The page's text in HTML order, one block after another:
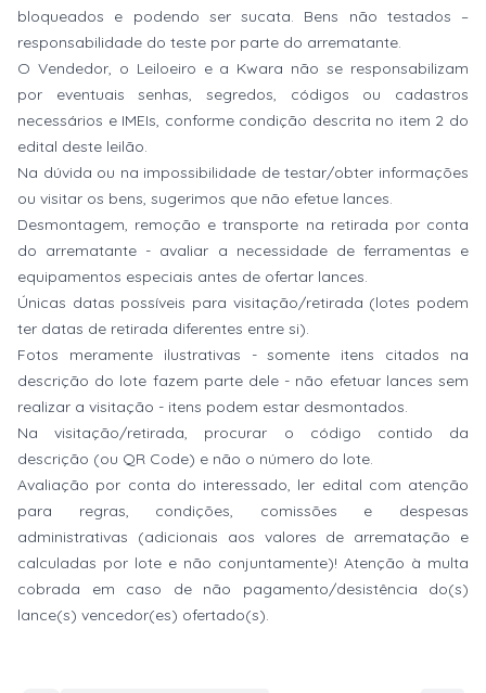
bloqueados e podendo ser sucata. Bens não testados –
responsabilidade do teste por parte do arrematante.
O Vendedor, o Leiloeiro e a Kwara não se responsabilizam
por eventuais senhas, segredos, códigos ou cadastros
necessários e IMEIs, conforme condição descrita no item 2 do
edital deste leilão.
Na dúvida ou na impossibilidade de testar/obter informações
ou visitar os bens, sugerimos que não efetue lances.
Desmontagem, remoção e transporte na retirada por conta
do arrematante - avaliar a necessidade de ferramentas e
equipamentos especiais antes de ofertar lances.
Únicas datas possíveis para visitação/retirada (lotes podem
ter datas de retirada diferentes entre si).
Fotos meramente ilustrativas - somente itens citados na
descrição do lote fazem parte dele - não efetuar lances sem
realizar a visitação - itens podem estar desmontados.
Na visitação/retirada, procurar o código contido da
descrição (ou QR Code) e não o número do lote.
Avaliação por conta do interessado, ler edital com atenção
para regras, condições, comissões e despesas
administrativas (adicionais aos valores de arrematação e
calculadas por lote e não conjuntamente)! Atenção à multa
cobrada em caso de não pagamento/desistência do(s)
lance(s) vencedor(es) ofertado(s).